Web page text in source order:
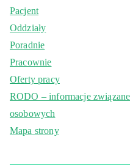
Pacjent
Oddziały
Poradnie
Pracownie
Oferty pracy
RODO – informacje
osobowych
Mapa strony